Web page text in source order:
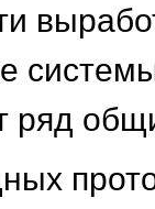
ряд